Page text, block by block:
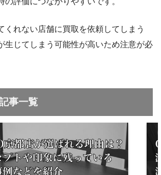
くれない店舗に買取を依頼してしまう
生じてしまう可能性が高いため注意が必
事一覧